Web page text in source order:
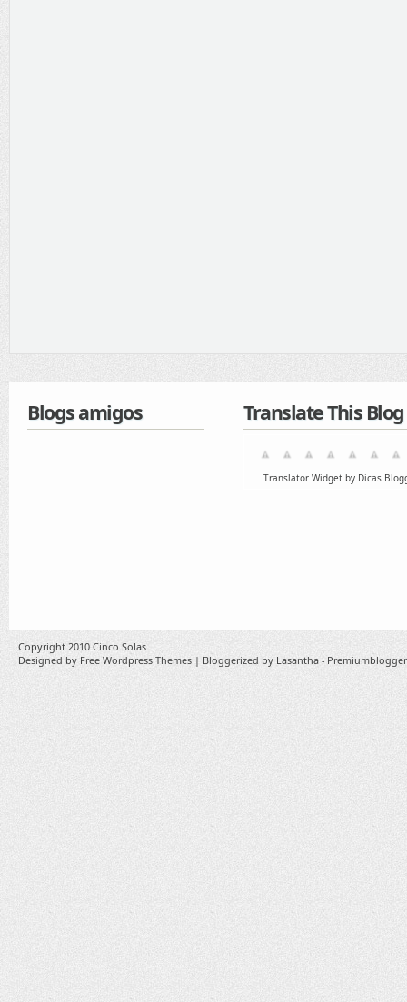
Blogs amigos Translate This Blog
Translator Widget by Dicas
Copyright 2010 Cinco Solas
Designed by Free Wordpress Themes | Bloggerized by Lasantha -